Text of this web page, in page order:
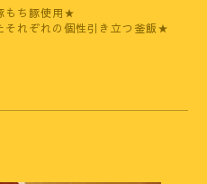
もち豚使用★
それぞれの個性引き立つ釜飯★